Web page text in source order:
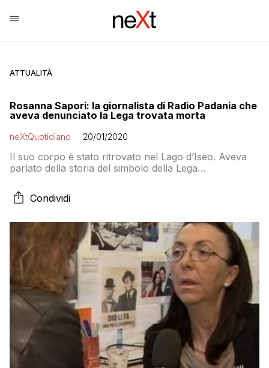
ATTUALITÀ
Rosanna Sapori: la giornalista di Radio Padania che
aveva denunciato la Lega trovata morta
neXtQuotidiano 20/01/2020
Il suo corpo è stato ritrovato nel Lago d’Iseo. Aveva
parlato della storia del simbolo della Lega
Condividi